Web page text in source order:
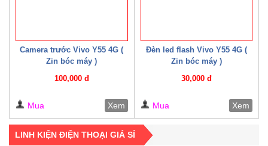
Camera trước Vivo Y55 4G (
Zin bóc máy )
100,000 đ
Mua Xem
Đèn led flash Vivo Y55 4G (
Zin bóc máy )
30,000 đ
Mua Xem
LINH KIỆN ĐIỆN THOẠI GIÁ SỈ